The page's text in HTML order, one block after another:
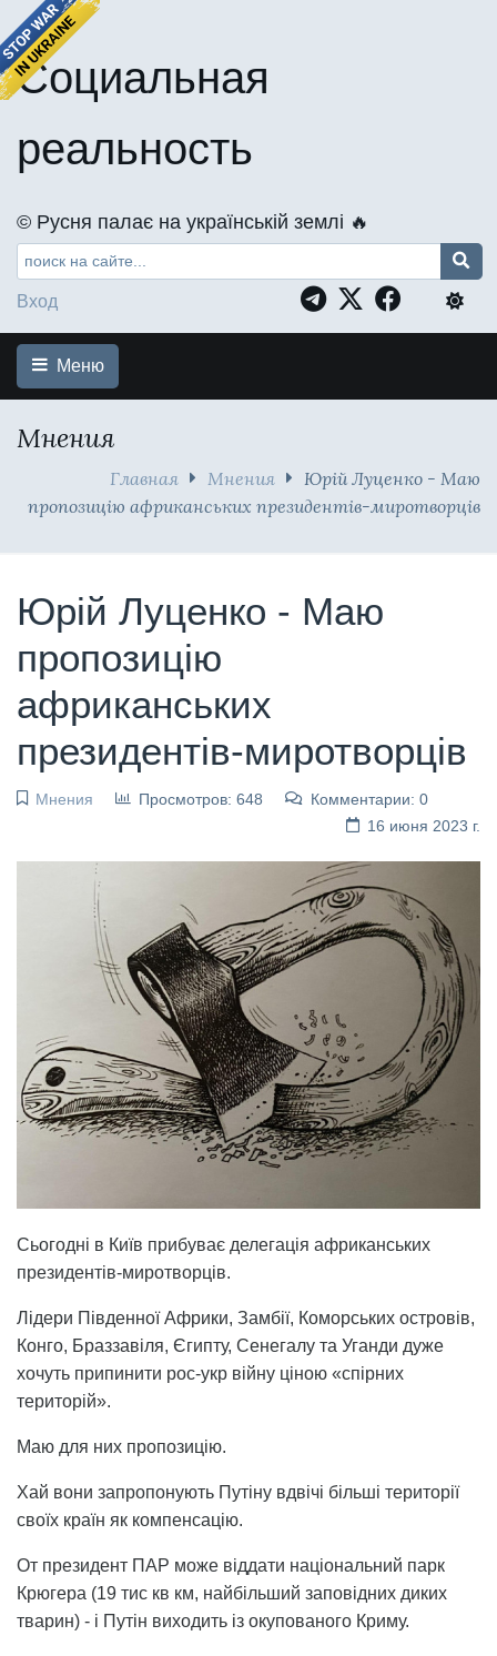
Социальная
реальность
©️ Русня палає на українській землі 🔥
Вход
Меню
Мнения
Главная Мнения
Юрій Луценко - Маю
пропозицію африканських президентів-миротворців
Юрій Луценко - Маю
пропозицію
африканських
президентів-миротворців
Мнения Просмотров: 648
Комментарии: 0
16 июня 2023 г.
Сьогодні в Київ прибуває делегація африканських
президентів-миротворців.
Лідери Південної Африки, Замбії, Коморських островів,
Конго, Браззавіля, Єгипту, Сенегалу та Уганди дуже
хочуть припинити рос-укр війну ціною «спірних
територій».
Маю для них пропозицію.
Хай вони запропонують Путіну вдвічі більші території
своїх країн як компенсацію.
От президент ПАР може віддати національний парк
Крюгера (19 тис кв км, найбільший заповідних диких
тварин) - і Путін виходить із окупованого Криму.